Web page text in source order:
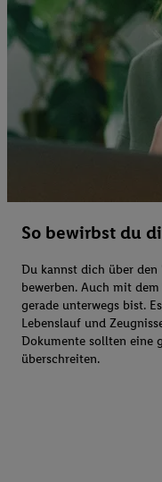
So bewirbst du
Du kannst dich über
bewerben. Auch mit
gerade unterwegs bist.
Lebenslauf und
Dokumente sollten eine
überschreiten.